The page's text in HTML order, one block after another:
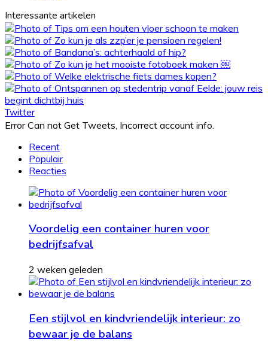
Interessante artikelen
Twitter
Error Can not Get Tweets, Incorrect account info.
Recent
Populair
Reacties
Voordelig een container huren voor
bedrijfsafval
2 weken geleden
Een stijlvol en kindvriendelijk interieur: zo
bewaar je de balans